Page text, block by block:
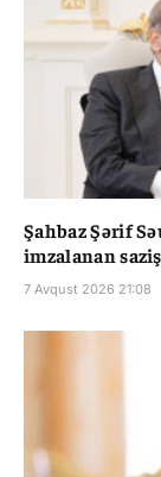
Şahbaz Şərif
imzalanan
7 Avqust 2026 21:08